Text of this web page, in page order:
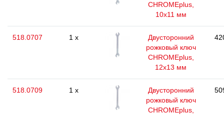
CHROMEplus,
10х11 мм
518.0707 1 x
Двусторонний
рожковый ключ
CHROMEplus,
12х13 мм
518.0709 1 x
Двусторонний
рожковый ключ
CHROMEplus,